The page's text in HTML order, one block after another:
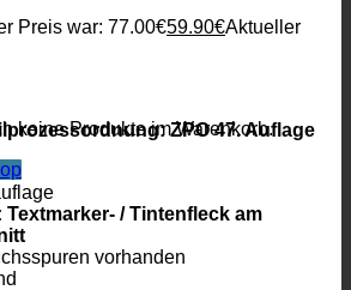
keine Produkte im Warenkorb.
Preis war: 77.00€59.90€Aktueller
ZPO 47. Auflage
/ Tintenfleck am
vorhanden